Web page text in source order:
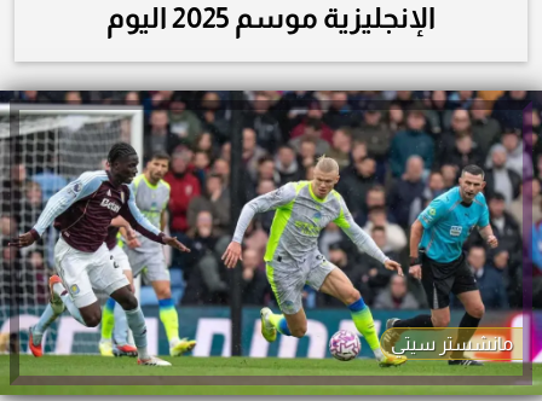
الإنجليزية موسم 2025 اليوم
مانشستر سيتي